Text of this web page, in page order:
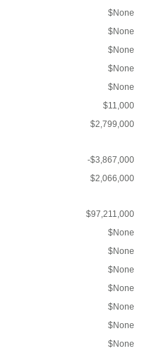
$None
$None
$None
$None
$None
$11,000
$2,799,000
-$3,867,000
$2,066,000
$97,211,000
$None
$None
$None
$None
$None
$None
$None